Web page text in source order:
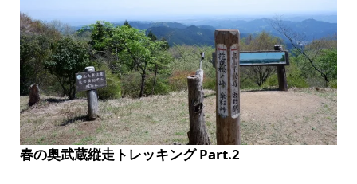
春の奥武蔵縦走トレッキング Part.2